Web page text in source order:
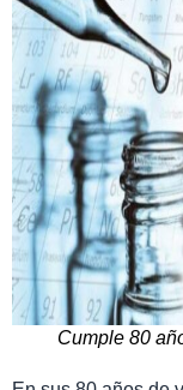
Cumple 80